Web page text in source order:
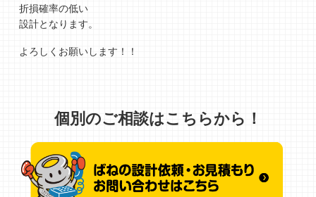
折損確率の低い
設計となります。
よろしくお願いします！！
個別のご相談はこちらから！